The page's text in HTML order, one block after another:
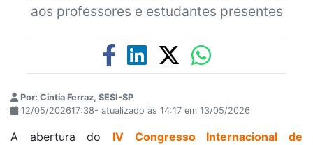
aos professores e estudantes presentes
Por: Cintia Ferraz, SESI-SP
12/05/202617:38- atualizado às 14:17 em 13/05/2026
A abertura do IV Congresso Internacional de